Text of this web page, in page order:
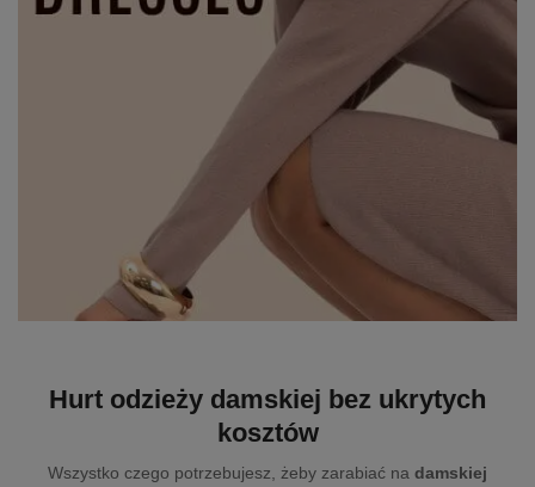
Hurt odzieży damskiej bez ukrytych
kosztów
Wszystko czego potrzebujesz, żeby zarabiać na damskiej